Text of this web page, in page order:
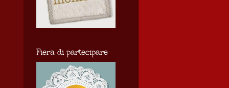
Fiera di partecipare